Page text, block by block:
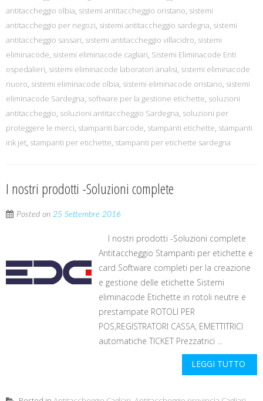
antitaccheggio olbia, sistemi antitaccheggio oristano, sistemi
antitaccheggio per negozi, sistemi antitaccheggio sardegna, sistemi
antitaccheggio sassari, sistemi antitaccheggio villacidro, sistemi
eliminacode, sistemi eliminacode cagliari, Sistemi Eliminacode Enti
ospedalieri, sistemi eliminacode laboratori analisi, sistemi eliminacode
nuoro, sistemi eliminacode olbia, sistemi eliminacode oristano, sistemi
eliminacode Sardegna, software per la gestione etichette, soluzioni
antitaccheggio, soluzioni antitaccheggio Sardegna, soluzioni per
proteggere le merci, stampanti barcode, stampanti etichette, stampanti
ink jet, stampanti per etichette, stampanti per etichette sardegna
I nostri prodotti -Soluzioni complete
Posted on 25 Settembre 2016
I nostri prodotti -Soluzioni complete
Antitaccheggio Stampanti per etichette e
card Software completi per la creazione
e gestione delle etichette Sistemi
eliminacode Etichette in rotoli neutre e
prestampate ROTOLI PER
POS,REGISTRATORI CASSA, EMETTITRICI
automatiche TICKET Prezzatrici ...
LEGGI TUTTO